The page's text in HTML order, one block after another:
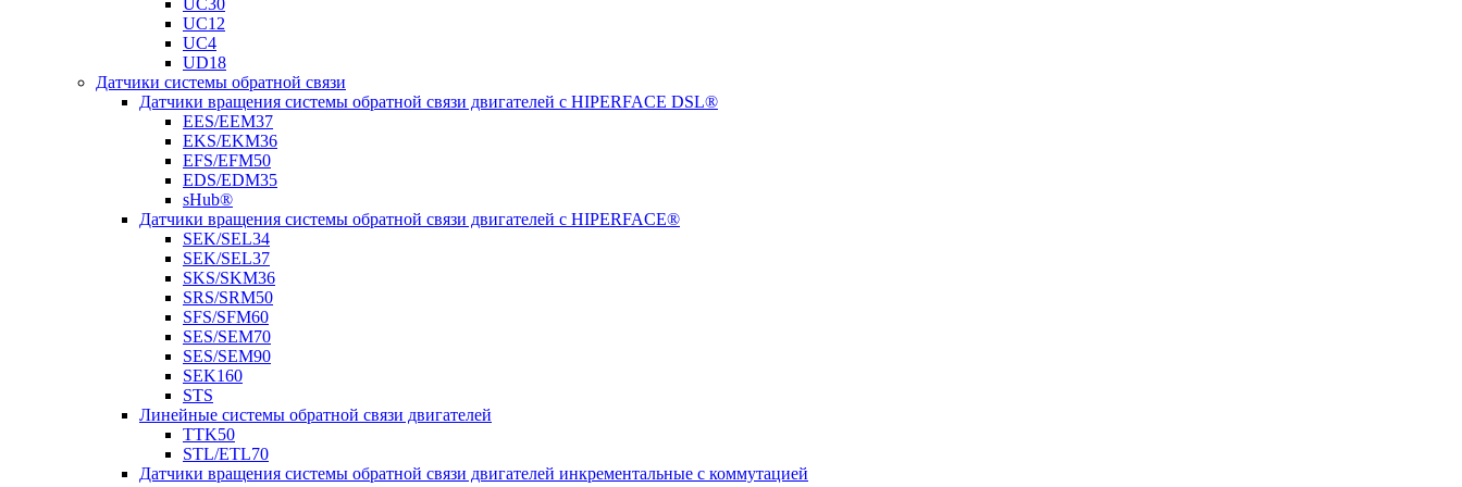
UC30
UC12
UC4
UD18
Датчики системы обратной связи
Датчики вращения системы обратной связи двигателей с HIPERFACE DSL®
EES/EEM37
EKS/EKM36
EFS/EFM50
EDS/EDM35
sHub®
Датчики вращения системы обратной связи двигателей с HIPERFACE®
SEK/SEL34
SEK/SEL37
SKS/SKM36
SRS/SRM50
SFS/SFM60
SES/SEM70
SES/SEM90
SEK160
STS
Линейные системы обратной связи двигателей
TTK50
STL/ETL70
Датчики вращения системы обратной связи двигателей инкрементальные с коммутацией